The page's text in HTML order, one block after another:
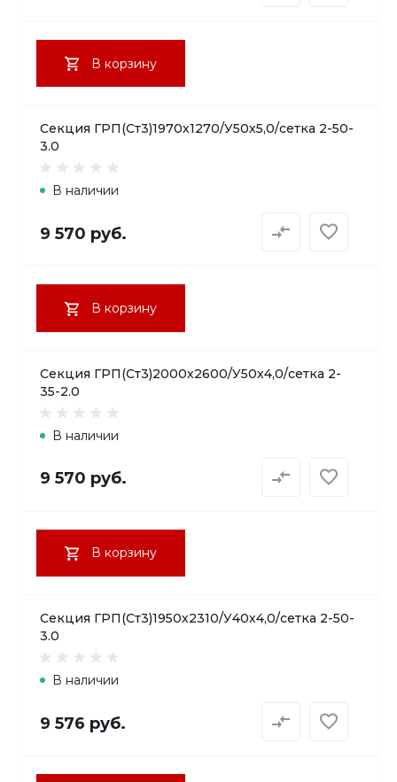
В корзину
Секция ГРП(Ст3)1970х1270/У50х5,0/сетка 2-50-
3.0
В наличии
9 570 руб.
В корзину
Секция ГРП(Ст3)2000х2600/У50х4,0/сетка 2-
35-2.0
В наличии
9 570 руб.
В корзину
Секция ГРП(Ст3)1950х2310/У40х4,0/сетка 2-50-
3.0
В наличии
9 576 руб.